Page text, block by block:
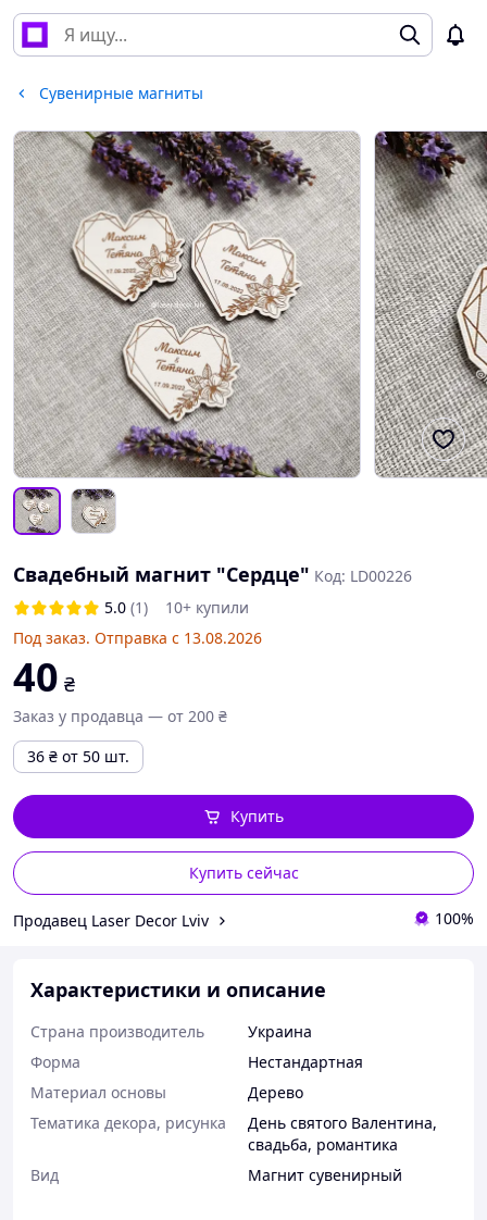
Сувенирные магниты
Свадебный магнит "Сердце" Код: LD00226
5.0 (1)
10+ купили
Под заказ. Отправка с 13.08.2026
40 ₴
Заказ у продавца — от 200 ₴
36 ₴ от 50 шт.
Купить сейчас
Купить
Продавец Laser Decor Lviv 100%
Характеристики и описание
Страна производитель
Украина
Форма
Нестандартная
Материал основы
Дерево
Тематика декора, рисунка
День святого Валентина,
свадьба, романтика
Вид
Магнит сувенирный